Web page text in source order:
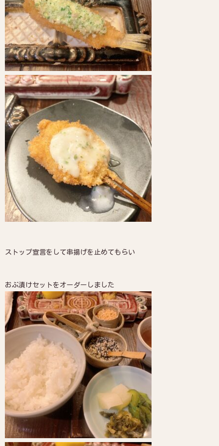
ストップ宣言をして串揚げを止めてもらい
おぶ漬けセットをオーダーしました